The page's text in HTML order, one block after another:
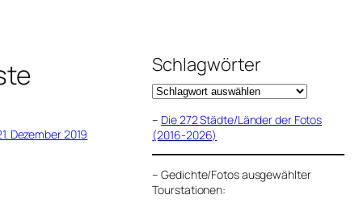
Dezember 2019
Schlagwörter
– Die 272 Städte/Länder der Fotos
(2016-2026)
–Gedichte/Fotos ausgewählter
Tourstationen: